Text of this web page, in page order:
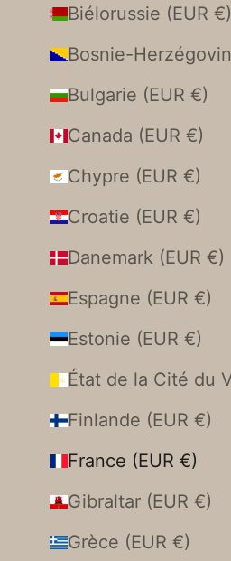
Biélorussie (EUR €)
Bulgarie (EUR €)
Canada (EUR €)
Chypre (EUR €)
Croatie (EUR €)
Danemark (EUR €)
Espagne (EUR €)
Estonie (EUR €)
Finlande (EUR €)
France (EUR €)
Gibraltar (EUR €)
Grèce (EUR €)